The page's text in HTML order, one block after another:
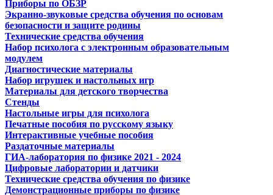
Приборы по ОБЗР
Экранно-звуковые средства обучения по основам
безопасности и защите родины
Технические средства обучения
Набор психолога с электронным образовательным
модулем
Диагностические материалы
Набор игрушек и настольных игр
Материалы для детского творчества
Стенды
Настольные игры для психолога
Печатные пособия по русскому языку
Интерактивные учебные пособия
Раздаточные материалы
ГИА-лаборатория по физике 2021 - 2024
Цифровые лаборатории и датчики
Технические средства обучения по физике
Демонстрационные приборы по физике